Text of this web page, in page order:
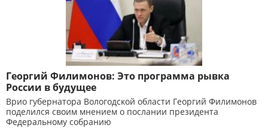
Георгий Филимонов: Это программа рывка
России в будущее
Врио губернатора Вологодской области Георгий Филимонов
поделился своим мнением о послании президента
Федеральному собранию